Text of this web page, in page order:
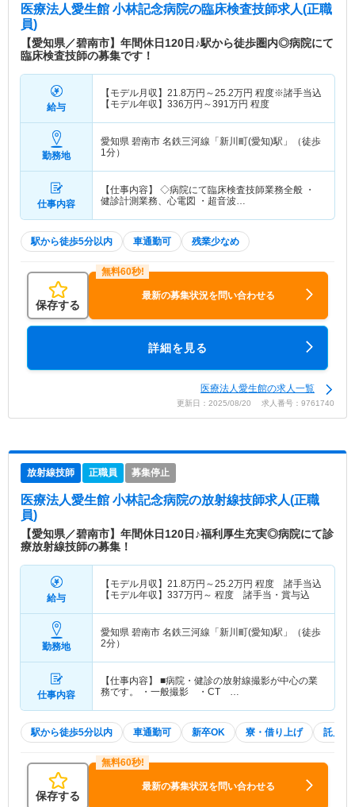
医療法人愛生館 小林記念病院の臨床検査技師求人(正職
員)
【愛知県／碧南市】年間休日120日♪駅から徒歩圏内◎病院にて
臨床検査技師の募集です！
給与
【モデル月収】 21.8万円～25.2万円 程度※諸手当込
【モデル年収】 336万円～391万円 程度
勤務地
愛知県 碧南市 名鉄三河線「新川町(愛知)駅」（徒歩
1分）
仕事内容
【仕事内容】 ◇病院にて臨床検査技師業務全般 ・
健診計測業務、心電図 ・超音波…
駅から徒歩5分以内 車通勤可 残業少なめ
保存する
最新の募集状況を問い合わせる
詳細を見る
医療法人愛生館の求人一覧
更新日：2025/08/20 求人番号：9761740
放射線技師 正職員 募集停止
医療法人愛生館 小林記念病院の放射線技師求人(正職
員)
【愛知県／碧南市】年間休日120日♪福利厚生充実◎病院にて診
療放射線技師の募集！
給与
【モデル月収】 21.8万円～25.2万円 程度 諸手当込
【モデル年収】 337万円～ 程度 諸手当・賞与込
勤務地
愛知県 碧南市 名鉄三河線「新川町(愛知)駅」（徒歩
2分）
仕事内容
【仕事内容】 ■病院・健診の放射線撮影が中心の業
務です。 ・一般撮影 ・CT …
駅から徒歩5分以内 車通勤可 新卒OK 寮・借り上げ 託児所
保存する
最新の募集状況を問い合わせる